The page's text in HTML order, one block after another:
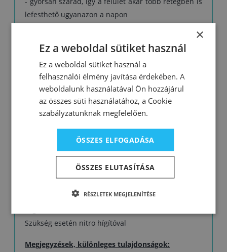
lefesthető ugyanazon a napon
- jó rugalmasság és keménység
- jó időjárás- és fényállóság
- stabil fény és színárnyalat
Kiadósság:
1 liter 8–10 m² felületre elegendő 1 rétegben. A
tényleges kiadósság a kezeléstől, a felület típusától,
a felhordás minőségétől és a kiválasztott
színárnyalattól is függ.
Összetétel:
akril kötőanyag, oldószer, festék
Szükség esetén nitro hígítóval
Megjegyzések, különleges tulajdonságok:
×
Ez a weboldal sütiket használ
Ez a weboldal sütiket használ a
felhasználói élmény javítása érdekében. A
weboldalunk használatával Ön hozzájárul
az összes süti használatához, a Cookie
szabályzatunknak megfelelően.
ÖSSZES ELFOGADÁSA
ÖSSZES ELUTASÍTÁSA
RÉSZLETEK MEGJELENÍTÉSE